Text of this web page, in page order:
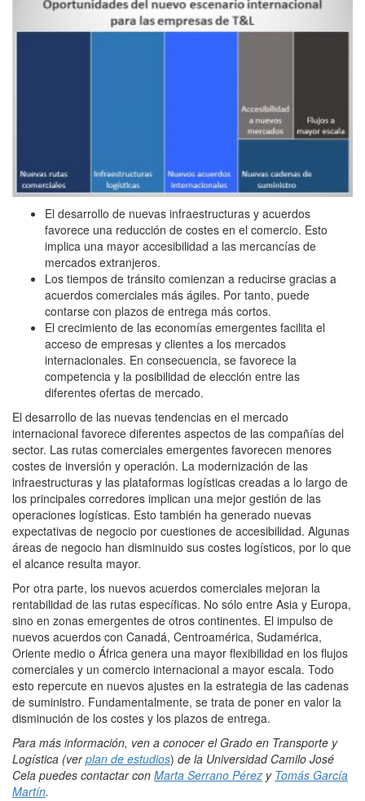
El desarrollo de nuevas infraestructuras y acuerdos
favorece una reducción de costes en el comercio. Esto
implica una mayor accesibilidad a las mercancías de
mercados extranjeros.
Los tiempos de tránsito comienzan a reducirse gracias a
acuerdos comerciales más ágiles. Por tanto, puede
contarse con plazos de entrega más cortos.
El crecimiento de las economías emergentes facilita el
acceso de empresas y clientes a los mercados
internacionales. En consecuencia, se favorece la
competencia y la posibilidad de elección entre las
diferentes ofertas de mercado.
El desarrollo de las nuevas tendencias en el mercado
internacional favorece diferentes aspectos de las compañías del
sector. Las rutas comerciales emergentes favorecen menores
costes de inversión y operación. La modernización de las
infraestructuras y las plataformas logísticas creadas a lo largo de
los principales corredores implican una mejor gestión de las
operaciones logísticas. Esto también ha generado nuevas
expectativas de negocio por cuestiones de accesibilidad. Algunas
áreas de negocio han disminuido sus costes logísticos, por lo que
el alcance resulta mayor.
Por otra parte, los nuevos acuerdos comerciales mejoran la
rentabilidad de las rutas específicas. No sólo entre Asia y Europa,
sino en zonas emergentes de otros continentes. El impulso de
nuevos acuerdos con Canadá, Centroamérica, Sudamérica,
Oriente medio o África genera una mayor flexibilidad en los flujos
comerciales y un comercio internacional a mayor escala. Todo
esto repercute en nuevos ajustes en la estrategia de las cadenas
de suministro. Fundamentalmente, se trata de poner en valor la
disminución de los costes y los plazos de entrega.
Para más información, ven a conocer el Grado en Transporte y
Logística (verplan de estudios) de la Universidad Camilo José
Cela puedes contactar con Marta Serrano Pérez y Tomás García
Martín.